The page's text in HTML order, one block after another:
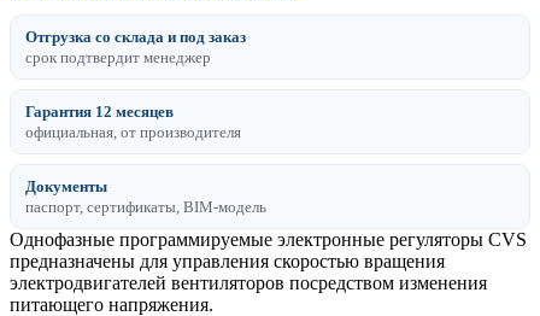
Отгрузка со склада и под заказ
срок подтвердит менеджер
Гарантия 12 месяцев
официальная, от производителя
Документы
паспорт, сертификаты, BIM-модель
Однофазные программируемые электронные регуляторы CVS
предназначены для управления скоростью вращения
электродвигателей вентиляторов посредством изменения
питающего напряжения.